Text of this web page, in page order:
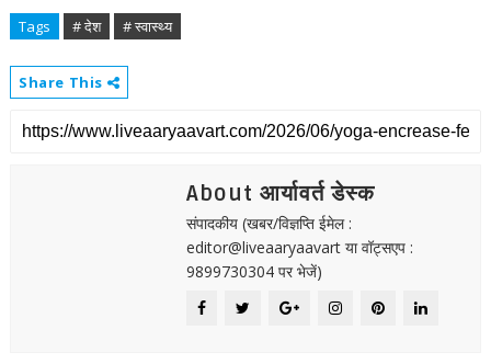
Tags # देश # स्वास्थ्य
Share This
About आर्यावर्त डेस्क
संपादकीय (खबर/विज्ञप्ति ईमेल :
editor@liveaaryaavart या वॉट्सएप :
9899730304 पर भेजें)